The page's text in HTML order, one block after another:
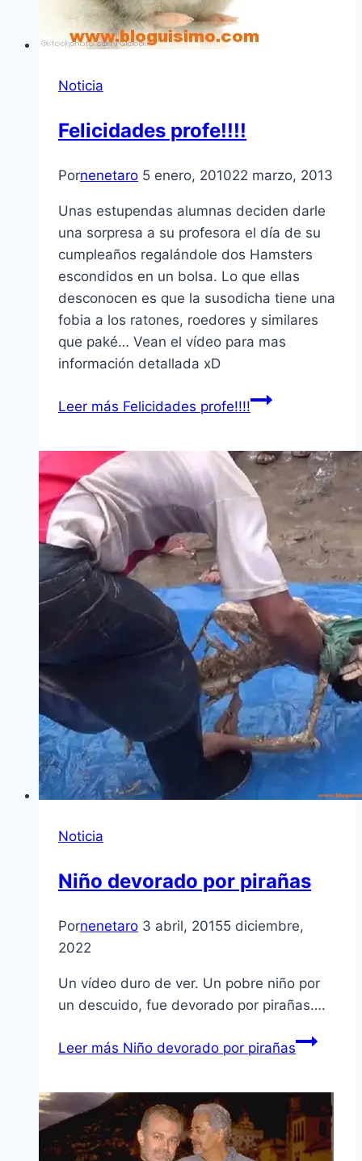
Noticia
Felicidades profe!!!!
Pornenetaro 5 enero, 201022 marzo, 2013
Unas estupendas alumnas deciden darle
una sorpresa a su profesora el dí­a de su
cumpleaños regalándole dos Hamsters
escondidos en un bolsa. Lo que ellas
desconocen es que la susodicha tiene una
fobia a los ratones, roedores y similares
que paké… Vean el ví­deo para mas
información detallada xD
Leer más Felicidades profe!!!!
Noticia
Niño devorado por pirañas
Pornenetaro 3 abril, 20155 diciembre,
2022
Un vídeo duro de ver. Un pobre niño por
un descuido, fue devorado por pirañas….
Leer más Niño devorado por pirañas